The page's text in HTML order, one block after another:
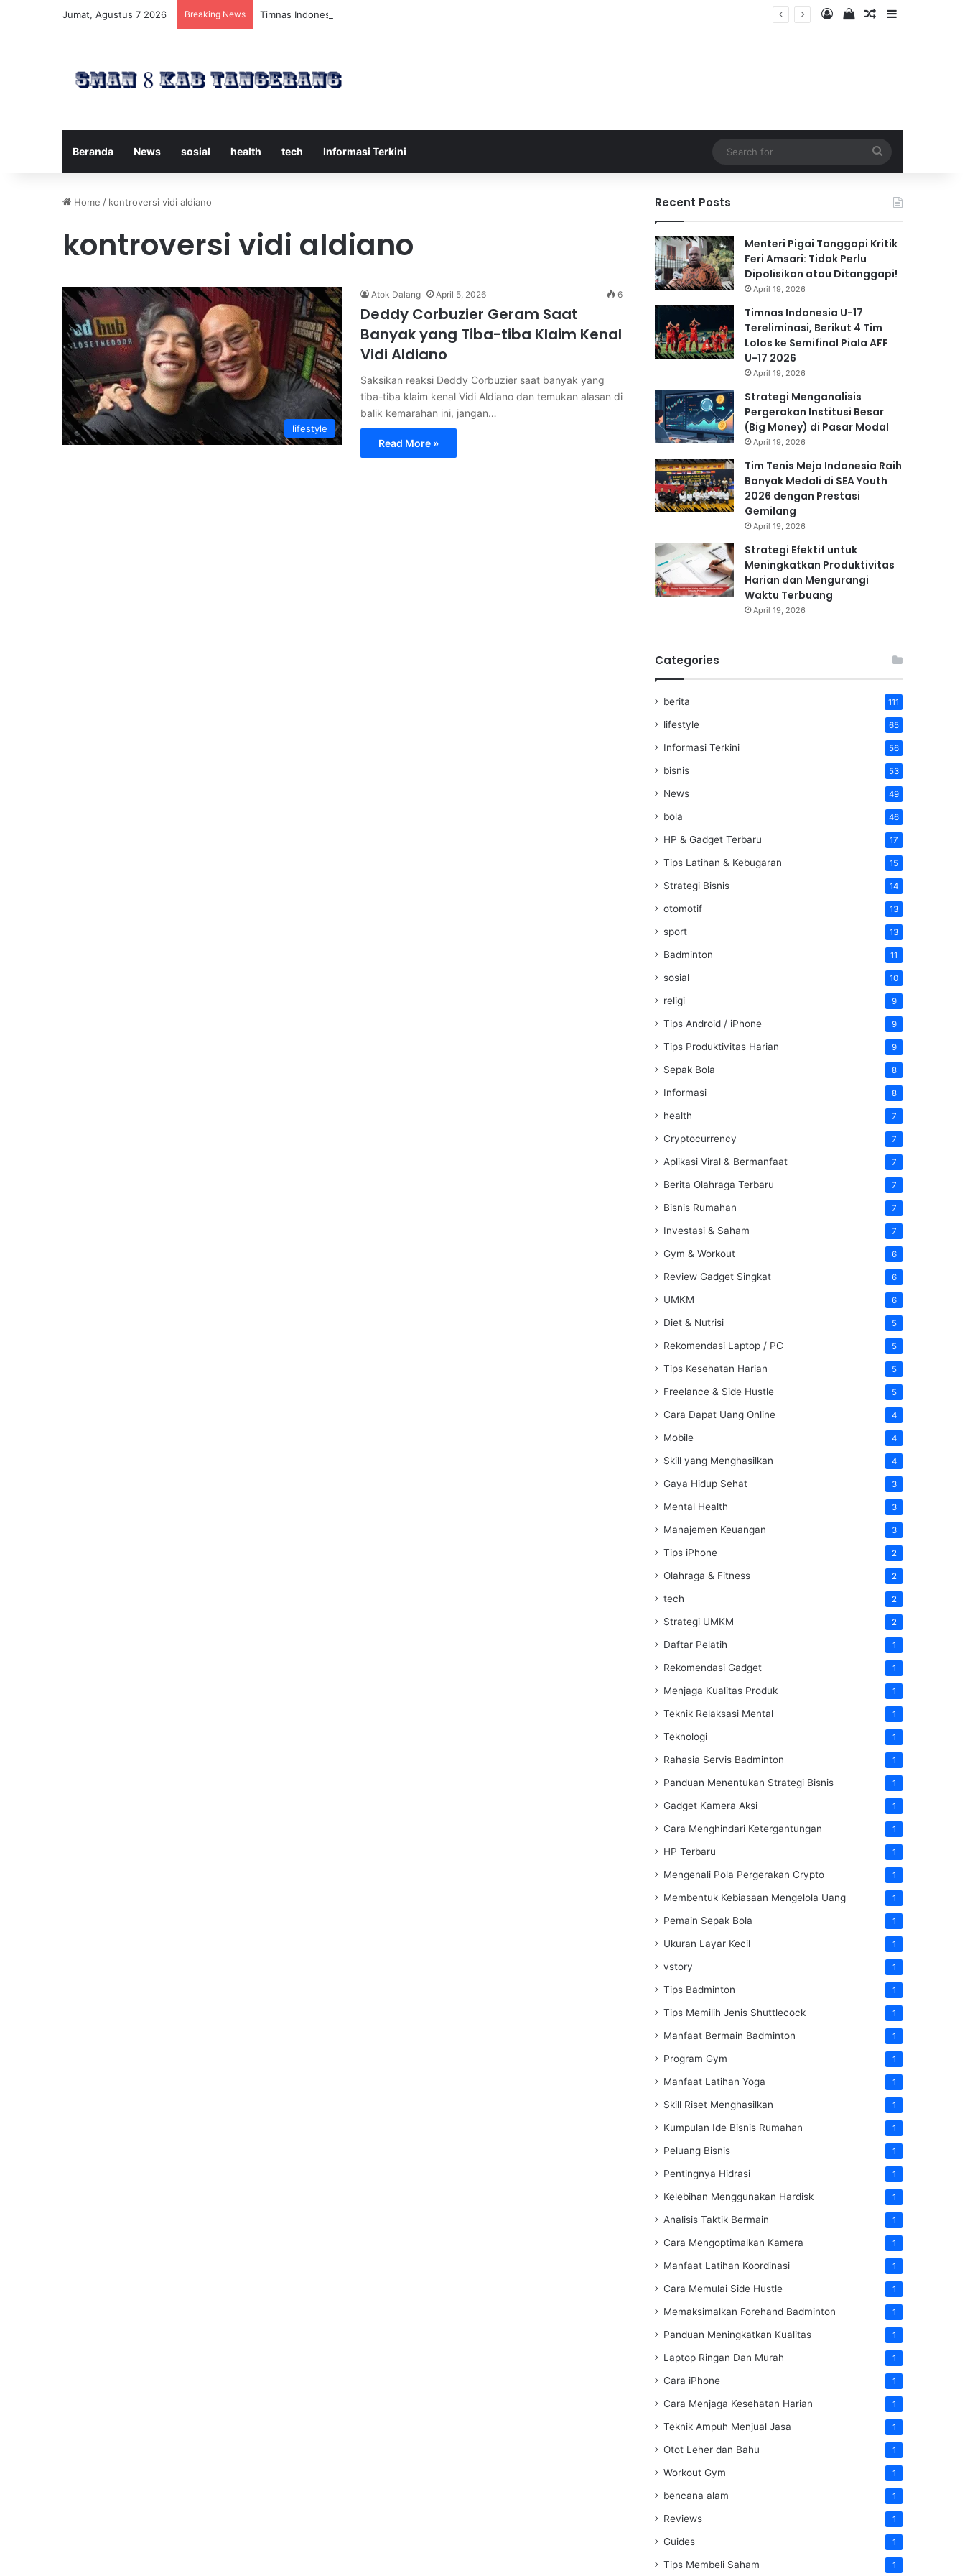
Jumat, Agustus 7 2026 Breaking News Timnas Indonesia U-17 Tereliminasi, Berikut 4 Tim Lolos ke Semifinal Piala AFF U-17 2026 Log InView your
Random Article
Sidebar
Beranda News sosial health tech Informasi Terkini
for
Home / kontroversi vidi aldiano
kontroversi vidi aldiano
lifestyle
Atok Dalang April 5, 2026 6
Deddy Corbuzier Geram Saat
Banyak yang Tiba-tiba Klaim Kenal
Vidi Aldiano
Saksikan reaksi Deddy Corbuzier saat banyak yang
tiba-tiba klaim kenal Vidi Aldiano dan temukan alasan di
balik kemarahan ini, jangan…
Read More »
Recent Posts
Menteri Pigai Tanggapi Kritik
Feri Amsari: Tidak Perlu
Dipolisikan atau Ditanggapi!
April 19, 2026
Timnas Indonesia U-17
Tereliminasi, Berikut 4 Tim
Lolos ke Semifinal Piala AFF
U-17 2026
April 19, 2026
Strategi Menganalisis
Pergerakan Institusi Besar
(Big Money) di Pasar Modal
April 19, 2026
Tim Tenis Meja Indonesia Raih
Banyak Medali di SEA Youth
2026 dengan Prestasi
Gemilang
April 19, 2026
Strategi Efektif untuk
Meningkatkan Produktivitas
Harian dan Mengurangi
Waktu Terbuang
April 19, 2026
Categories
berita 111
lifestyle 65
Informasi Terkini 56
bisnis 53
News 49
bola 46
HP & Gadget Terbaru 17
Tips Latihan & Kebugaran 15
Strategi Bisnis 14
otomotif 13
sport 13
Badminton 11
sosial 10
religi 9
Tips Android / iPhone 9
Tips Produktivitas Harian 9
Sepak Bola 8
Informasi 8
health 7
Cryptocurrency 7
Aplikasi Viral & Bermanfaat 7
Berita Olahraga Terbaru 7
Bisnis Rumahan 7
Investasi & Saham 7
Gym & Workout 6
Review Gadget Singkat 6
UMKM 6
Diet & Nutrisi 5
Rekomendasi Laptop / PC 5
Tips Kesehatan Harian 5
Freelance & Side Hustle 5
Cara Dapat Uang Online 4
Mobile 4
Skill yang Menghasilkan 4
Gaya Hidup Sehat 3
Mental Health 3
Manajemen Keuangan 3
Tips iPhone 2
Olahraga & Fitness 2
tech 2
Strategi UMKM 2
Daftar Pelatih 1
Rekomendasi Gadget 1
Menjaga Kualitas Produk 1
Teknik Relaksasi Mental 1
Teknologi 1
Rahasia Servis Badminton 1
Panduan Menentukan Strategi Bisnis 1
Gadget Kamera Aksi 1
Cara Menghindari Ketergantungan 1
HP Terbaru 1
Mengenali Pola Pergerakan Crypto 1
Membentuk Kebiasaan Mengelola Uang 1
Pemain Sepak Bola 1
Ukuran Layar Kecil 1
vstory 1
Tips Badminton 1
Tips Memilih Jenis Shuttlecock 1
Manfaat Bermain Badminton 1
Program Gym 1
Manfaat Latihan Yoga 1
Skill Riset Menghasilkan 1
Kumpulan Ide Bisnis Rumahan 1
Peluang Bisnis 1
Pentingnya Hidrasi 1
Kelebihan Menggunakan Hardisk 1
Analisis Taktik Bermain 1
Cara Mengoptimalkan Kamera 1
Manfaat Latihan Koordinasi 1
Cara Memulai Side Hustle 1
Memaksimalkan Forehand Badminton 1
Panduan Meningkatkan Kualitas 1
Laptop Ringan Dan Murah 1
Cara iPhone 1
Cara Menjaga Kesehatan Harian 1
Teknik Ampuh Menjual Jasa 1
Otot Leher dan Bahu 1
Workout Gym 1
bencana alam 1
Reviews 1
Guides 1
Tips Membeli Saham 1